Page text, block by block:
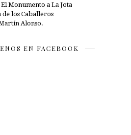
El Monumento a La Jota
los Caballeros
Alonso.
EN FACEBOOK